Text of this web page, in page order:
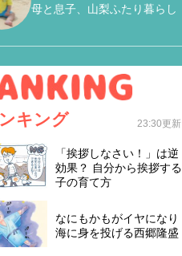
母と息子、山梨ふたり暮らし
キング 23:30更新
「挨拶しなさい！」は逆
効果？ 自分から挨拶する
子の育て方
なにもかもがイヤになり
海に身を投げる西郷隆盛